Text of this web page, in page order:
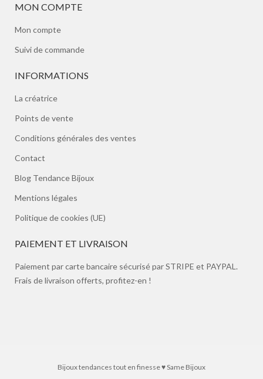
MON COMPTE
Mon compte
Suivi de commande
INFORMATIONS
La créatrice
Points de vente
Conditions générales des ventes
Contact
Blog Tendance Bijoux
Mentions légales
Politique de cookies (UE)
PAIEMENT ET LIVRAISON
Paiement par carte bancaire sécurisé par STRIPE et PAYPAL.
Frais de livraison offerts, profitez-en !
Bijoux tendances tout en finesse ♥ Same Bijoux